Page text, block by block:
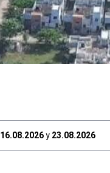
16.08.2026y 23.08.2026